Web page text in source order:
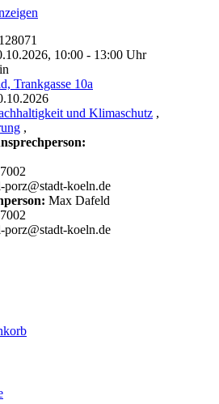
10:00 - 13:00 Uhr
Trankgasse 10a
und Klimaschutz ,
,
koeln.de
Max Dafeld
koeln.de